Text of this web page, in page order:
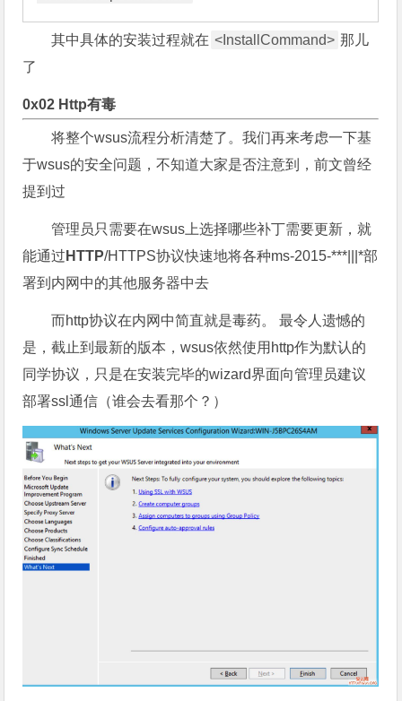
其中具体的安装过程就在 <InstallCommand> 那儿
了
0x02 Http有毒
将整个wsus流程分析清楚了。我们再来考虑一下基
于wsus的安全问题，不知道大家是否注意到，前文曾经
提到过
管理员只需要在wsus上选择哪些补丁需要更新，就
能通过 HTTP/HTTPS协议快速地将各种ms-2015-***|||*部
署到内网中的其他服务器中去
而http协议在内网中简直就是毒药。 最令人遗憾的
是，截止到最新的版本，wsus依然使用http作为默认的
同学协议，只是在安装完毕的wizard界面向管理员建议
部署ssl通信（谁会去看那个？）